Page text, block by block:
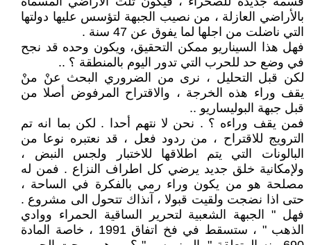
بالأراضي العازلة ، من نصيب الجبهة لتؤسس عليها دولتها
التي ناضلت من اجلها لما يفوق عن 47 سنة .
فهل هذا السيناريو ممكن التحقيق، ويكون وحده قد نجح
في وضع حد للحرب التي تدور اليوم بالمنطقة ؟ ..
لكن قبل التحليل ، نرى من الضروري البحث عنْ منْ
يقف وراء هذه الخرجة ، والاقتراح المرفوض أصلا من
قبل جبهة البوليساريو ..
فمن يقف وراءه ؟ . نحن لا نتهم أحدا . لكن بما انه تم
الترويج للاقتراح ، من ردود فعل ، قد نعتبره نوعا من
البالونات التي يتم اطلاقها للاختبار ولجس النبض ،
ولإمكانية خلق جديد يرضي كل اطراف النزاع . فمن له
مصلحة هو من يكون وراء رمي بالفكرة في الساحة ،
حتى اذا نضجت ولقيت قبولا ، آنذاك تتحول الى مشروع .
فهل " الجبهة الشعبية لتحرير الساقية الحمراء ووادي
الذهب " ، ستسقط في فخ اتفاق 1991 ، خاصة المادة